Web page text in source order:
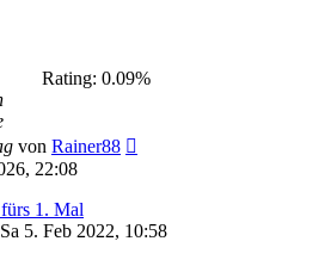
Rating: 0.09%
von Rainer88
22:08
1. Mal
Sa 5. Feb 2022, 10:58